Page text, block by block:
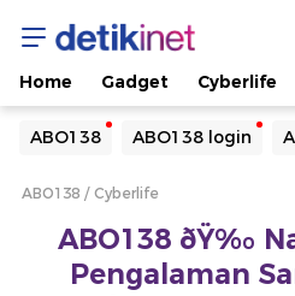
Home Gadget Cyberlife
ABO138 ABO138 login
Yang sedang ramai dicari
Loading...
Terakhir yang dicari
Loading...
ABO138 Cyberlife
ABO138 ðŸ‰
Pengalaman